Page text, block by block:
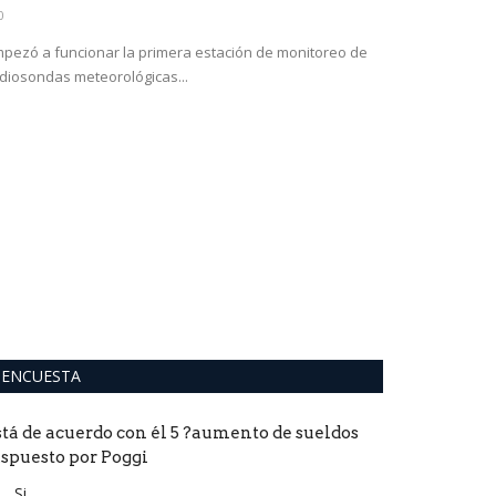
a funcionar la primera estación de monitoreo de
meteorológicas...
ENCUESTA
de acuerdo con él 5 ?aumento de sueldos
por Poggi